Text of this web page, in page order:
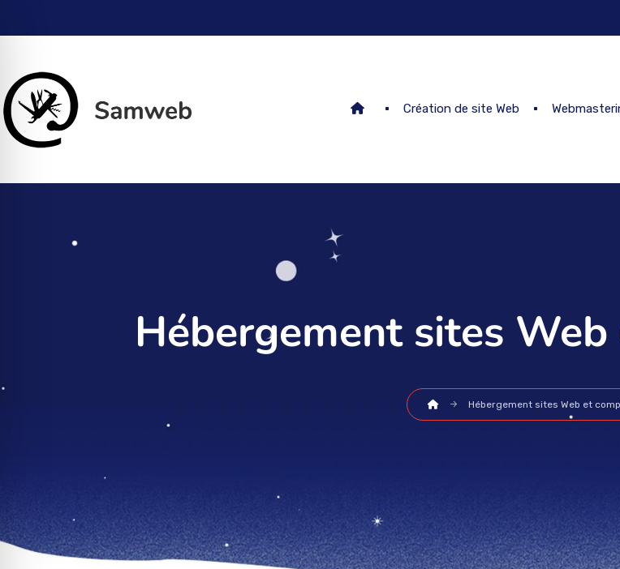
Création de site Web
Hébergement sites
Hébergement sites Web et